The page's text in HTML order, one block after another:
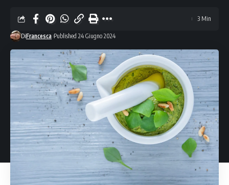
DiFrancesca Published 24 Giugno 2024
3 Min